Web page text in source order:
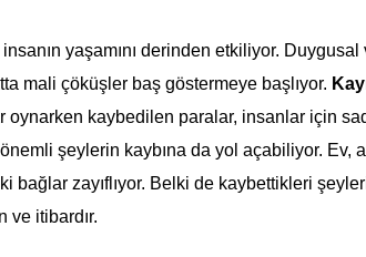
insanın yaşamını derinden etkiliyor.
mali çöküşler baş göstermeye başlıyor.
oynarken kaybedilen paralar, insanlar için
şeylerin kaybına da yol açabiliyor. Ev,
bağlar zayıflıyor. Belki de kaybettikleri
ve itibardır.